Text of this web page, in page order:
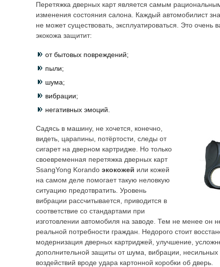
Перетяжка дверных карт является самым
изменения состояния салона. Каждый автомобилист
не может существовать, эксплуатироваться. Это очень
экокожа защитит:
от бытовых повреждений;
пыли;
шума;
вибрации;
негативных эмоций.
Садясь в машину, не хочется, конечно,
видеть, царапины, потёртости, следы от
сигарет на дверном картридже. Но только
своевременная перетяжка дверных карт
SsangYong Korando экокожей или кожей
на самом деле помогает такую неловкую
ситуацию предотвратить. Уровень
вибрации рассчитывается, приводится в
соответствие со стандартами при
изготовлении автомобиля на заводе. Тем не менее он
реальной потребности граждан. Недорого стоит
модернизация дверных картриджей, улучшение,
дополнительной защиты от шума, вибрации, несильных
воздействий вроде удара картонной коробки об дверь.